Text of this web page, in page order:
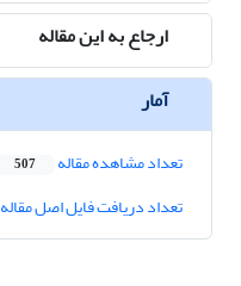
ارجاع به این مقاله
آمار
تعداد مشاهده مقاله 507
تعداد دریافت فایل اصل مقاله